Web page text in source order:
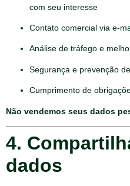
com seu interesse
Contato comercial via e-
Análise de tráfego e
Segurança e prevenção
Cumprimento de
Não vendemos seus dados
4.
dados